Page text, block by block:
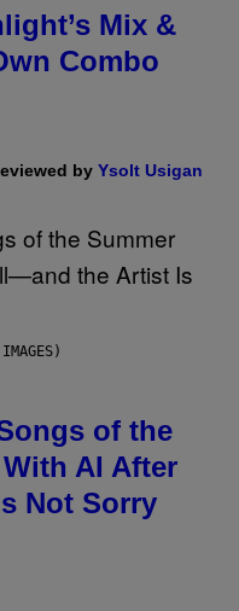
Mix &
Combo
by Ysolt Usigan
of the
AI After
Not Sorry